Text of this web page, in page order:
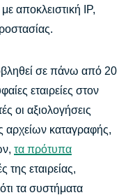
αποκλειστική IP,
σε πάνω από 20
εταιρείες στον
οι αξιολογήσεις
αρχείων καταγραφής,
τα πρότυπα
της εταιρείας,
τα συστήματα